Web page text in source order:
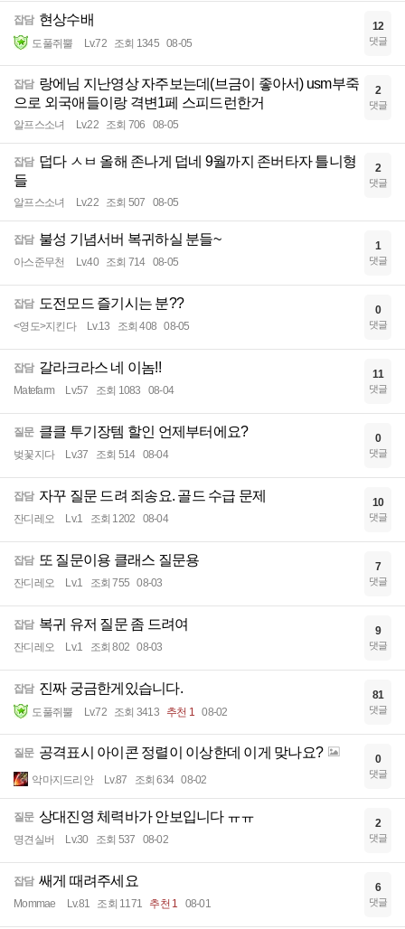
잡담 현상수배
도풀쥐뿔 Lv.72 조회 1345 08-05
12
댓글
잡담 랑에님 지난영상 자주보는데(브금이 좋아서) usm부죽
으로 외국애들이랑 격변1페 스피드런한거
알프스소녀 Lv.22 조회 706 08-05
2
댓글
잡담 덥다 ㅅㅂ 올해 존나게 덥네 9월까지 존버타자 틀니형
들
알프스소녀 Lv.22 조회 507 08-05
2
댓글
잡담 불성 기념서버 복귀하실 분들~
아스준무천 Lv.40 조회 714 08-05
1
댓글
잡담 도전모드 즐기시는 분??
<영도>지킨다 Lv.13 조회 408 08-05
0
댓글
잡담 갈라크라스 네 이놈!!
Matefarm Lv.57 조회 1083 08-04
11
댓글
질문 클클 투기장템 할인 언제부터에요?
벚꽃지다 Lv.37 조회 514 08-04
0
댓글
잡담 자꾸 질문 드려 죄송요. 골드 수급 문제
잔디레오 Lv.1 조회 1202 08-04
10
댓글
잡담 또 질문이용 클래스 질문용
잔디레오 Lv.1 조회 755 08-03
7
댓글
잡담 복귀 유저 질문 좀 드려여
잔디레오 Lv.1 조회 802 08-03
9
댓글
잡담 진짜 궁금한게있습니다.
도풀쥐뿔 Lv.72 조회 3413 추천 1 08-02
81
댓글
질문 공격표시 아이콘 정렬이 이상한데 이게 맞나요?
악마지드리안 Lv.87 조회 634 08-02
0
댓글
질문 상대진영 체력바가 안보입니다 ㅠㅠ
명견실버 Lv.30 조회 537 08-02
2
댓글
잡담 쌔게 때려주세요
Mommae Lv.81 조회 1171 추천 1 08-01
6
댓글